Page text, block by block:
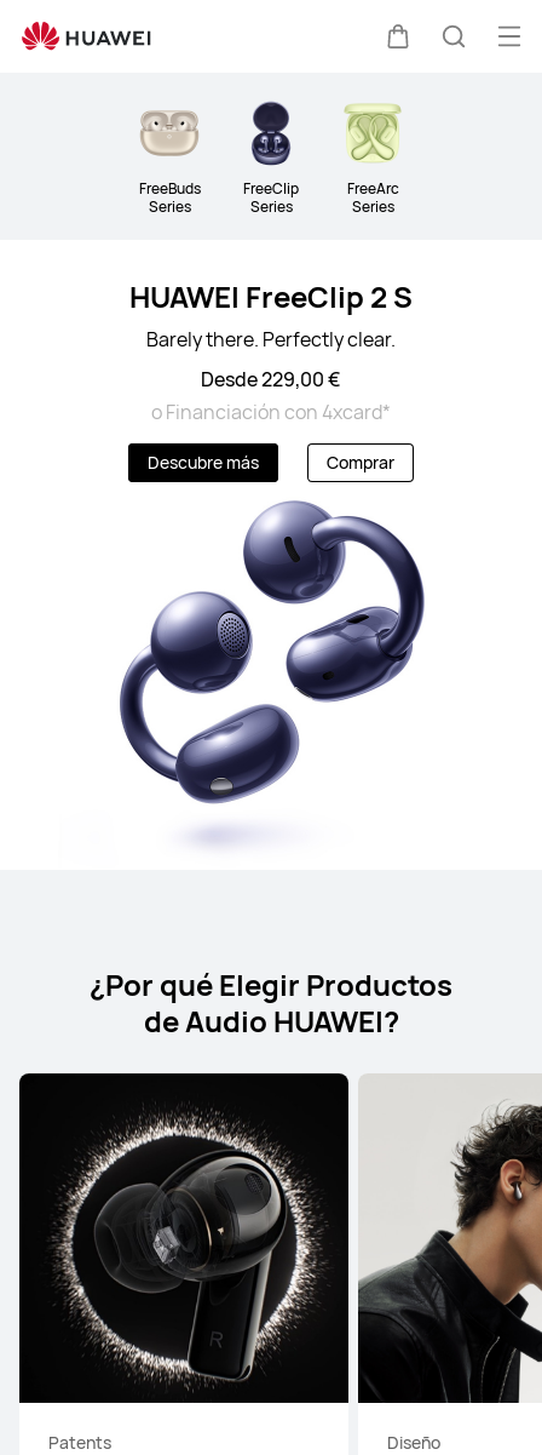
FreeBuds
Series
FreeClip
Series
FreeArc
Series
HUAWEI FreeClip 2 S
Barely there. Perfectly clear.
Desde 229,00 €
o Financiación con 4xcard*
Descubre más Comprar
¿Por qué Elegir Productos
de Audio HUAWEI?
Patents Diseño